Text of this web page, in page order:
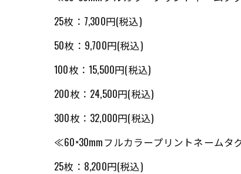
25枚：7,300円(税込)
50枚：9,700円(税込)
100枚：15,500円(税込)
200枚：24,500円(税込)
300枚：32,000円(税込)
≪60×30mmフルカラープリントネームタ
25枚：8,200円(税込)